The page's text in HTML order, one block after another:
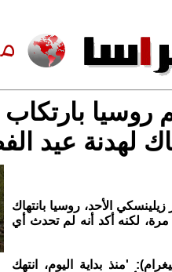
روسيا
لهدنة عيد
زيلينسكي الأحد، روسيا بانتهاك
هدنة عيد الفصح أكثر من 2000 مرة، لكنه أكد أنه لم تحدث أي
'منذ بداية اليوم، انتهك